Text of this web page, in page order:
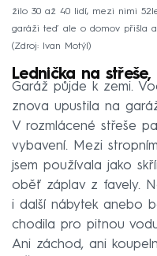
žilo 30 až 40 lidí, mezi nimi
garáži teď ale o domov přišla
Zdroj: Ivan Motýl
Lednička na
Garáž půjde k zemi.
znova upustila na
V rozmlácené střeše
vybavení. Mezi
jsem používala jako
oběť záplav z favely.
i další nábytek anebo
chodila pro pitnou
Ani záchod, ani